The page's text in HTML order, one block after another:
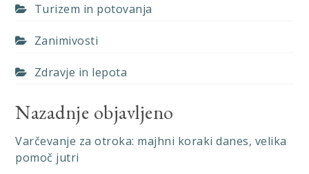
Turizem in potovanja
Zanimivosti
Zdravje in lepota
Nazadnje objavljeno
Varčevanje za otroka: majhni koraki danes, velika
pomoč jutri